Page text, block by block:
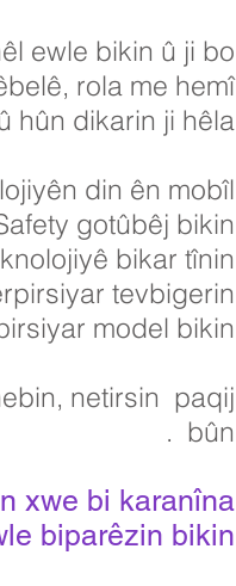
ewle bikin û ji bo
rola me hemî
hûn dikarin ji hêla:
din ên mobîl.
gotûbêj bikin
bikar tînin
tevbigerin
model bikin
netirsin paqij
bûn
.
xwe bi karanîna
biparêzin bikin: